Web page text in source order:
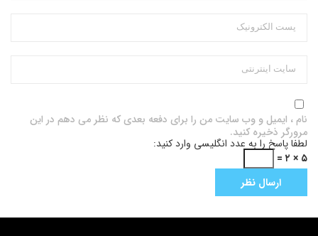
نام ، ایمیل و وب سایت من را برای دفعه بعدی که نظر می دهم در این
مرورگر ذخیره کنید.
لطفا پاسخ را به عدد انگلیسی وارد کنید:
۵ × ۲ =